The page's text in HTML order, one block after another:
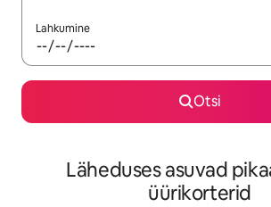
Lahkumine
Otsi
Läheduses asuvad
üürikorterid